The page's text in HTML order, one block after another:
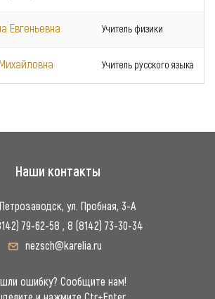
Евгеньевна Учитель физики
Учитель русского языка
Наши контакты
ул. Пробная, 3-А
79-62-58 , 8 (8142) 73-30-34
nezsch@karelia.ru
ошибку? Сообщите нам!